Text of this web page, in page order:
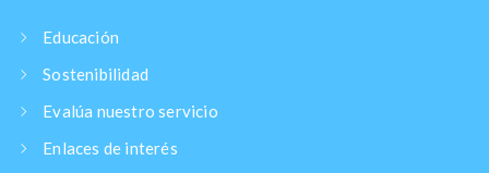
Educación
Sostenibilidad
Evalúa nuestro servicio
Enlaces de interés